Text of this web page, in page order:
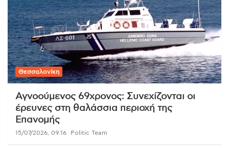
Θεσσαλονίκη
Αγνοούμενος 69χρονος: Συνεχίζονται οι
έρευνες στη θαλάσσια περιοχή της
Επανομής
15/07/2026, 09:16 Politic Team